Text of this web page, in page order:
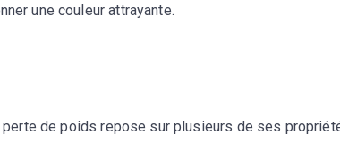
une couleur attrayante.
de poids repose sur plusieurs de ses